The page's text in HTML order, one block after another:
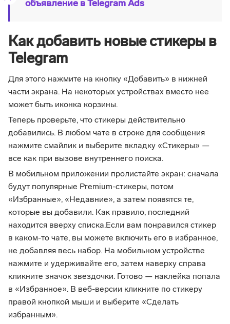
объявление в Telegram Ads
Как добавить новые стикеры в
Telegram
Для этого нажмите на кнопку «Добавить» в нижней
части экрана. На некоторых устройствах вместо нее
может быть иконка корзины.
Теперь проверьте, что стикеры действительно
добавились. В любом чате в строке для сообщения
нажмите смайлик и выберите вкладку «Стикеры» —
все как при вызове внутреннего поиска.
В мобильном приложении пролистайте экран: сначала
будут популярные Premium-стикеры, потом
«Избранные», «Недавние», а затем появятся те,
которые вы добавили. Как правило, последний
находится вверху списка.Если вам понравился стикер
в каком-то чате, вы можете включить его в избранное,
не добавляя весь набор. На мобильном устройстве
нажмите и удерживайте его, затем наверху справа
кликните значок звездочки. Готово — наклейка попала
в «Избранное». В веб-версии кликните по стикеру
правой кнопкой мыши и выберите «Сделать
избранным».